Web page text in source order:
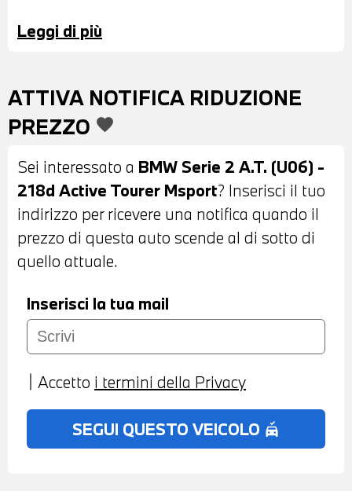
VERNICE METALLIZZATA SKYSCRAPER
ELETTRONICAMENTE E
AUTOANABBAGLIANTI - VETRI E
SENSORI DI PARCHEGGIO ANTERIORI E
POSTERIORI - TELECAMERA ANTERIORE
E POSTERIORE CON SURROUND VIEW
360° - COMFORT ACCESS - PORTELLONE
POSTERIORE AUTOMATICO - INTERNI IN
PELLE MISTO ALCANTARA NERA -
VOLANTE SPORTIVO M IN PELLE A TRE
RAZZE CON COMANDI MULTIFUNZIONE -
AUTOMATICO - PADDLE AL VOLANTE -
CLIMATIZZATORE AUTOMATICO BIZONA -
BRACCIOLO ANTERIORE - PACCHETTO
Leggi di più
ATTIVA NOTIFICA RIDUZIONE
PREZZO favorite
Sei interessato a BMW Serie 2 A.T. (U06) -
218d Active Tourer Msport? Inserisci il tuo
indirizzo per ricevere una notifica quando il
prezzo di questa auto scende al di sotto di
quello attuale.
Inserisci la tua mail
Accetto i termini della Privacy
SEGUI QUESTO VEICOLO no_crash